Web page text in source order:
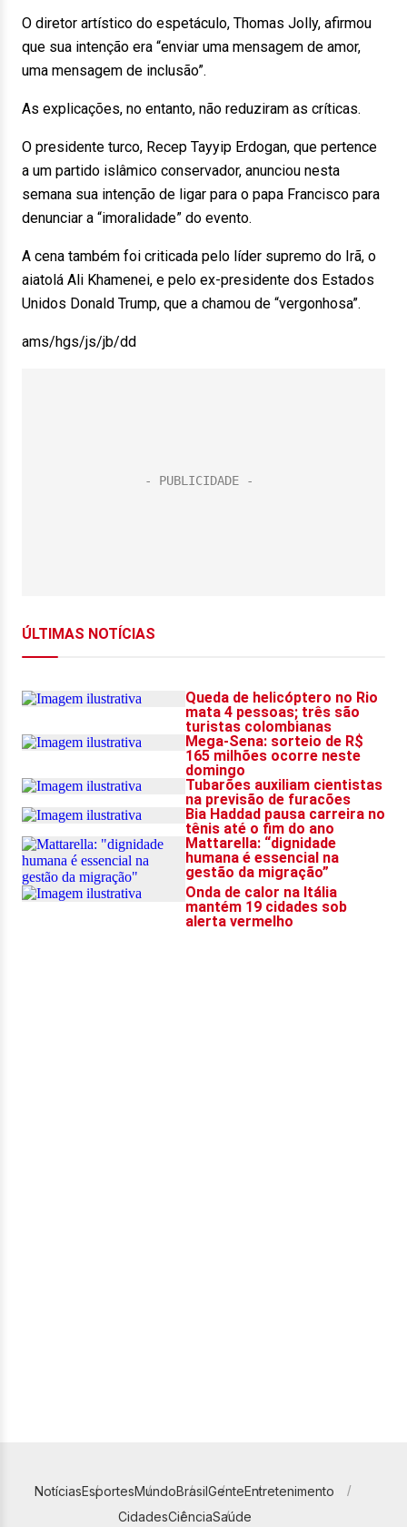
O diretor artístico do espetáculo, Thomas Jolly, afirmou
que sua intenção era “enviar uma mensagem de amor,
uma mensagem de inclusão”.
As explicações, no entanto, não reduziram as críticas.
O presidente turco, Recep Tayyip Erdogan, que pertence
a um partido islâmico conservador, anunciou nesta
semana sua intenção de ligar para o papa Francisco para
denunciar a “imoralidade” do evento.
A cena também foi criticada pelo líder supremo do Irã, o
aiatolá Ali Khamenei, e pelo ex-presidente dos Estados
Unidos Donald Trump, que a chamou de “vergonhosa”.
ams/hgs/js/jb/dd
NotíciasEsportesMundoBrasilGenteEntretenimento
CidadesCiênciaSaúde